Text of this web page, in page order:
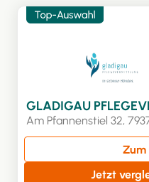
GLADIGAU
Am Pfannenstiel 32,
Jetzt